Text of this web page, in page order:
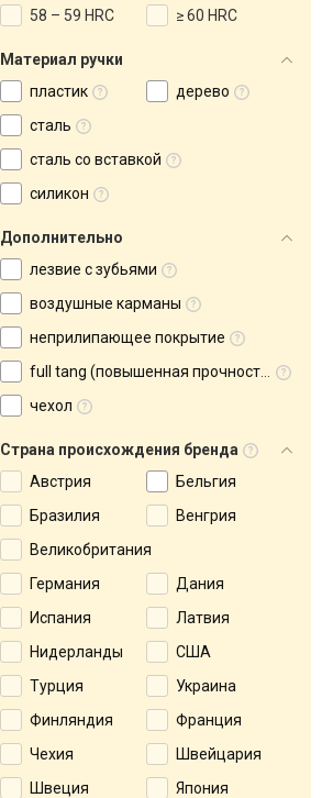
58 – 59 HRC
≥ 60 HRC
Материал ручки
пластик
дерево
сталь
сталь со вставкой
силикон
Дополнительно
лезвие с зубьями
воздушные карманы
неприлипающее покрытие
full tang (повышенная прочность)
чехол
Страна происхождения бренда
Австрия
Бельгия
Бразилия
Венгрия
Великобритания
Германия
Дания
Испания
Латвия
Нидерланды
США
Турция
Украина
Финляндия
Франция
Чехия
Швейцария
Швеция
Япония